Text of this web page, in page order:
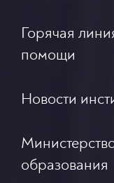
Горячая
помощи
Новости
образования